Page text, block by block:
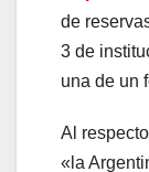
de
3 de
una de un
Al
«la